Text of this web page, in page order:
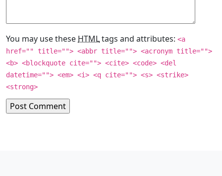
You may use theseHTMLtags and attributes: <a
href="" title=""> <abbr title=""> <acronym title="">
<b> <blockquote cite=""> <cite> <code> <del
datetime=""> <em> <i> <q cite=""> <s> <strike>
<strong>